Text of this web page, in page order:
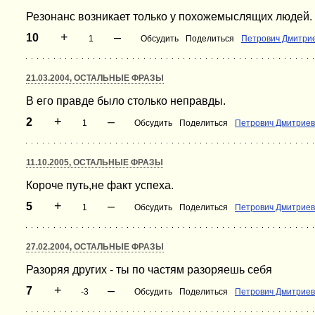
Резонанс возникает только у похожемыслящих людей.
10
+ 1 – Обсудить Поделиться Петрович
21.03.2004, ОСТАЛЬНЫЕ ФРАЗЫ
В его правде было столько неправды.
2
+ 1 – Обсудить Поделиться Петрович Дмитриев
11.10.2005, ОСТАЛЬНЫЕ ФРАЗЫ
Короче путь,не факт успеха.
5
+ 1 – Обсудить Поделиться Петрович Дмитриев
27.02.2004, ОСТАЛЬНЫЕ ФРАЗЫ
Разоряя других - ты по частям разоряешь себя
7
+ -3 – Обсудить Поделиться Петрович Дмитриев